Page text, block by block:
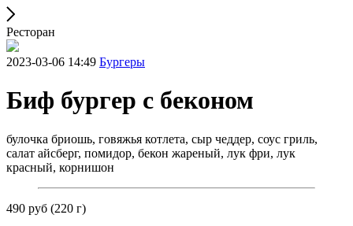
Ресторан
2023-03-06 14:49 Бургеры
Биф бургер с беконом
булочка бриошь, говяжья котлета, сыр чеддер, соус гриль,
салат айсберг, помидор, бекон жареный, лук фри, лук
красный, корнишон
490 руб (220 г)